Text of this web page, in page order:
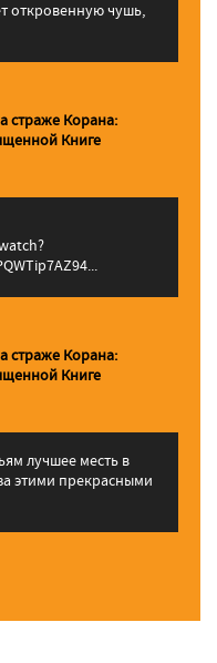
откровенную чушь,
страже Корана:
Книге
страже Корана:
Книге
лучшее месть в
этими прекрасными